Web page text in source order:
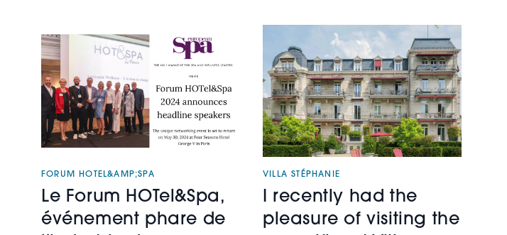
FORUM HOTEL&AMP;SPA
Le Forum HOTel&Spa,
événement phare de
VILLA STÉPHANIE
I recently had the
pleasure of visiting the